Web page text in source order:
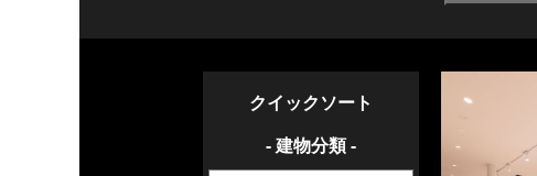
クイックソート
- 建物分類 -